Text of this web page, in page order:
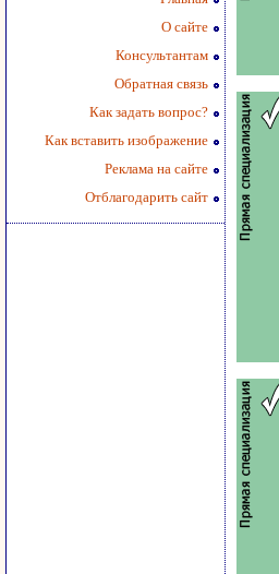
О сайте
Консультантам
Обратная связь
Как задать вопрос?
Как вставить изображение
Реклама на сайте
Отблагодарить сайт